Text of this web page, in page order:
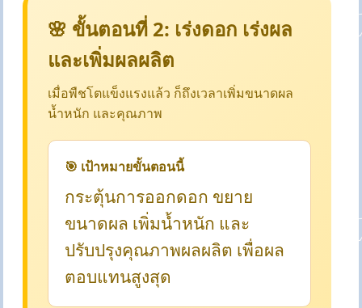
🌸 ขั้นตอนที่ 2: เร่งดอก เร่งผล
และเพิ่มผลผลิต
เมื่อพืชโตแข็งแรงแล้ว ก็ถึงเวลาเพิ่มขนาดผล
น้ำหนัก และคุณภาพ
🎯 เป้าหมายขั้นตอนนี้
กระตุ้นการออกดอก ขยาย
ขนาดผล เพิ่มน้ำหนัก และ
ปรับปรุงคุณภาพผลผลิต เพื่อผล
ตอบแทนสูงสุด